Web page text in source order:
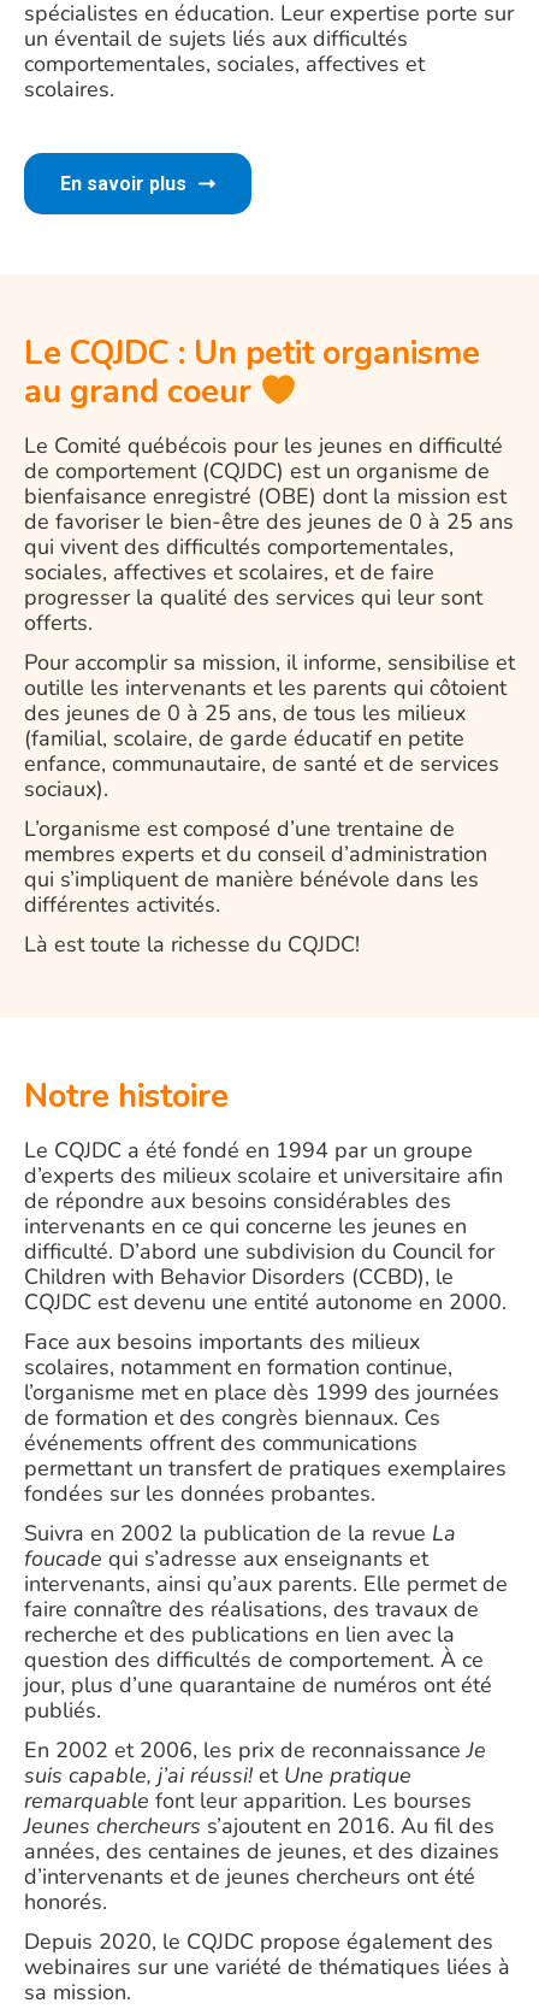
spécialistes en éducation. Leur expertise porte sur
un éventail de sujets liés aux difficultés
comportementales, sociales, affectives et
scolaires.
En savoir plus
Le CQJDC : Un petit organisme
au grand coeur
Le Comité québécois pour les jeunes en difficulté
de comportement (CQJDC) est un organisme de
bienfaisance enregistré (OBE) dont la mission est
de favoriser le bien-être des jeunes de 0 à 25 ans
qui vivent des difficultés comportementales,
sociales, affectives et scolaires, et de faire
progresser la qualité des services qui leur sont
offerts.
Pour accomplir sa mission, il informe, sensibilise et
outille les intervenants et les parents qui côtoient
des jeunes de 0 à 25 ans, de tous les milieux
(familial, scolaire, de garde éducatif en petite
enfance, communautaire, de santé et de services
sociaux).
L’organisme est composé d’une trentaine de
membres experts et du conseil d’administration
qui s’impliquent de manière bénévole dans les
différentes activités.
Là est toute la richesse du CQJDC!
Notre histoire
Le CQJDC a été fondé en 1994 par un groupe
d’experts des milieux scolaire et universitaire afin
de répondre aux besoins considérables des
intervenants en ce qui concerne les jeunes en
difficulté. D’abord une subdivision du Council for
Children with Behavior Disorders (CCBD), le
CQJDC est devenu une entité autonome en 2000.
Face aux besoins importants des milieux
scolaires, notamment en formation continue,
l’organisme met en place dès 1999 des journées
de formation et des congrès biennaux. Ces
événements offrent des communications
permettant un transfert de pratiques exemplaires
fondées sur les données probantes.
Suivra en 2002 la publication de la revue La
foucade qui s’adresse aux enseignants et
intervenants, ainsi qu’aux parents. Elle permet de
faire connaître des réalisations, des travaux de
recherche et des publications en lien avec la
question des difficultés de comportement. À ce
jour, plus d’une quarantaine de numéros ont été
publiés.
En 2002 et 2006, les prix de reconnaissanceJe
suis capable, j’ai réussi! et Une pratique
remarquable font leur apparition. Les bourses
Jeunes chercheurs s’ajoutent en 2016. Au fil des
années, des centaines de jeunes, et des dizaines
d’intervenants et de jeunes chercheurs ont été
honorés.
Depuis 2020, le CQJDC propose également des
webinaires sur une variété de thématiques liées à
sa mission.